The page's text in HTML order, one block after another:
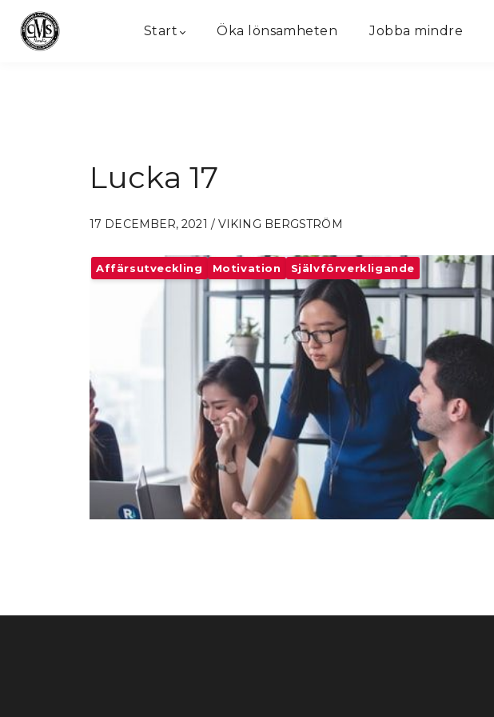
Start Öka lönsamheten Jobba mindre
Lucka 17
17 DECEMBER, 2021 / VIKING BERGSTRÖM
Affärsutveckling Motivation Självförverkligande